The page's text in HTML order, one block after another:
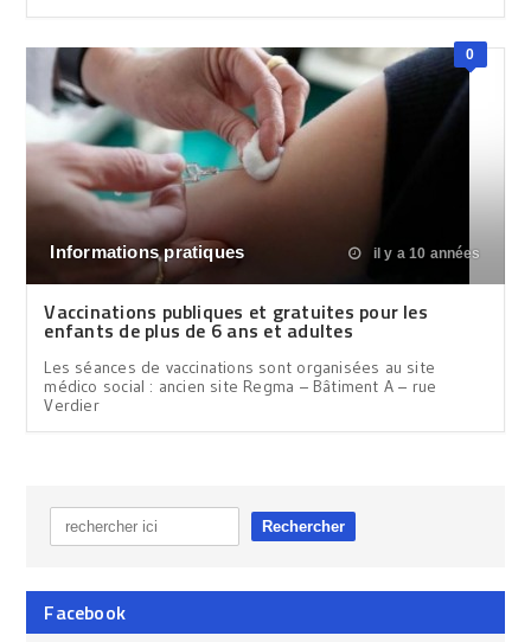
0
Informations pratiques il y a 10 années
Vaccinations publiques et gratuites pour les
enfants de plus de 6 ans et adultes
Les séances de vaccinations sont organisées au site
médico social : ancien site Regma – Bâtiment A – rue
Verdier
Facebook